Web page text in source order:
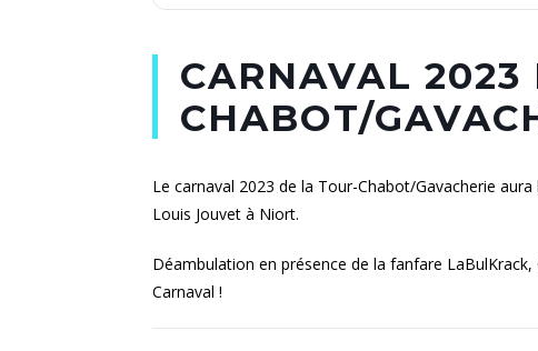
CARNAVAL 2023
CHABOT/
Le carnaval 2023 de la Tour-Chabot/Gavacherie
Louis Jouvet à Niort.
Déambulation en présence de la fanfare
Carnaval !